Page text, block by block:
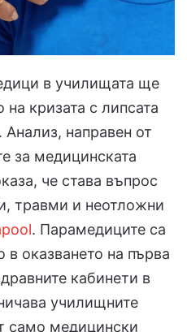
в училищата ще
кризата с липсата
направен от
за медицинската
че става въпрос
травми и неотложни
. Парамедиците са
оказването на първа
кабинети в
училищните
само медицински